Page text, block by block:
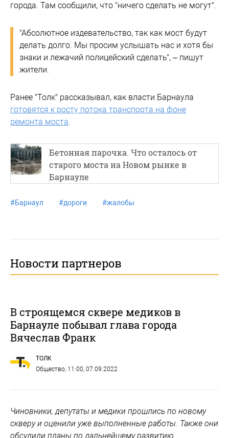
города. Там сообщили, что "ничего сделать не могут".
"Абсолютное издевательство, так как мост будут
делать долго. Мы просим услышать нас и хотя бы
знаки и лежачий полицейский сделать", – пишут
жители.
Ранее "Толк" рассказывал, как власти Барнаула
готовятся к росту потока транспорта на фоне
ремонта моста.
Бетонная парочка. Что осталось от
старого моста на Новом рынке в
Барнауле
#Барнаул #дороги #жалобы
Новости партнеров
В строящемся сквере медиков в
Барнауле побывал глава города
Вячеслав Франк
ТОЛК
Общество, 11:00, 07.09.2022
Чиновники, депутаты и медики прошлись по новому
скверу и оценили уже выполненные работы. Также они
обсудили планы по дальнейшему развитию